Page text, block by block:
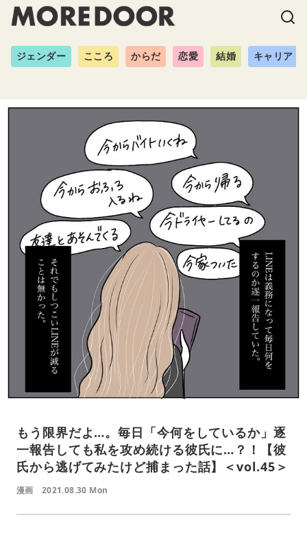
ジェンダー こころ からだ 恋愛 結婚 キャリア
もう限界だよ…。毎日「今何をしているか」逐
一報告しても私を攻め続ける彼氏に…？！【彼
氏から逃げてみたけど捕まった話】＜vol.45＞
漫画 2021.08.30 Mon